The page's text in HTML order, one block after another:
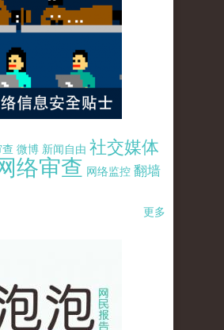
微博 新闻自由 社交媒体
络审查 网络监控 翻墙
更多
mirror-site-120814.jpg